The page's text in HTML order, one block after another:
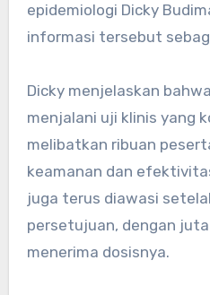
epidemiologi Dicky
informasi tersebut
Dicky menjelaskan
menjalani uji klinis yang
melibatkan ribuan
keamanan dan
juga terus diawasi
persetujuan, dengan
menerima dosisnya.